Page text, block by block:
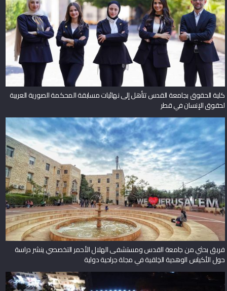
كلية الحقوق بجامعة القدس تتأهل إلى نهائيات مسابقة المحكمة الصورية العربية
لحقوق الإنسان في قطر
فريق بحثي من جامعة القدس ومستشفى الهلال الأحمر التخصصي ينشر دراسة
حول الأكياس الوهدية الخِلقية في مجلة جراحية دولية